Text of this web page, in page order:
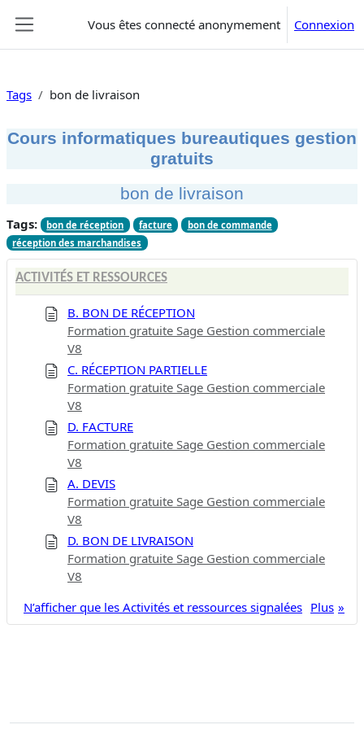
Vous êtes connecté anonymement Connexion
Tags bon de livraison
Cours informatiques bureautiques gestion
gratuits
bon de livraison
Tags: bon de réception facture
bon de commande
réception des marchandises
ACTIVITÉS ET RESSOURCES
B. BON DE RÉCEPTION
Formation gratuite Sage Gestion commerciale
V8
C. RÉCEPTION PARTIELLE
Formation gratuite Sage Gestion commerciale
V8
D. FACTURE
Formation gratuite Sage Gestion commerciale
V8
A. DEVIS
Formation gratuite Sage Gestion commerciale
V8
D. BON DE LIVRAISON
Formation gratuite Sage Gestion commerciale
V8
Plus
N’afficher que les Activités et ressources signalées